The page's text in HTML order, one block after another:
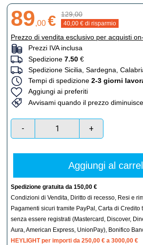
89,00 € 129,00
40,00 € di risparmio
Prezzo di vendita esclusivo per acquisti
Prezzi IVA inclusa
Spedizione 7.50 €
Spedizione Sicilia, Sardegna,
Tempi di spedizione 2-3 giorni
Aggiungi ai preferiti
Avvisami quando il prezzo diminuisce
- +
Aggiungi al
Spedizione gratuita da 150,00 €
Condizioni di Vendita, Diritto di recesso, Resi e
Pagamenti sicuri tramite PayPal, Carta di Credito
senza essere registrati (Mastercard, Discover,
Aura, American Express, UnionPay), Bonifico
HEYLIGHT per importi da 250,00 € a 3000,00 €